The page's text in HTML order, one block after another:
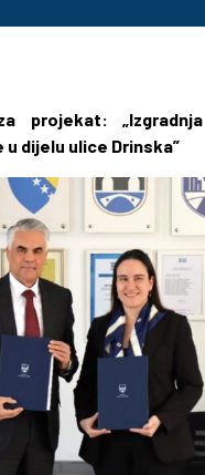
projekat:
dijelu ulice Drinska”